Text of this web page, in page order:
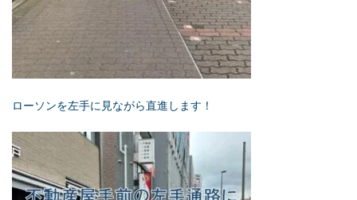
ローソンを左手に見ながら直進します！